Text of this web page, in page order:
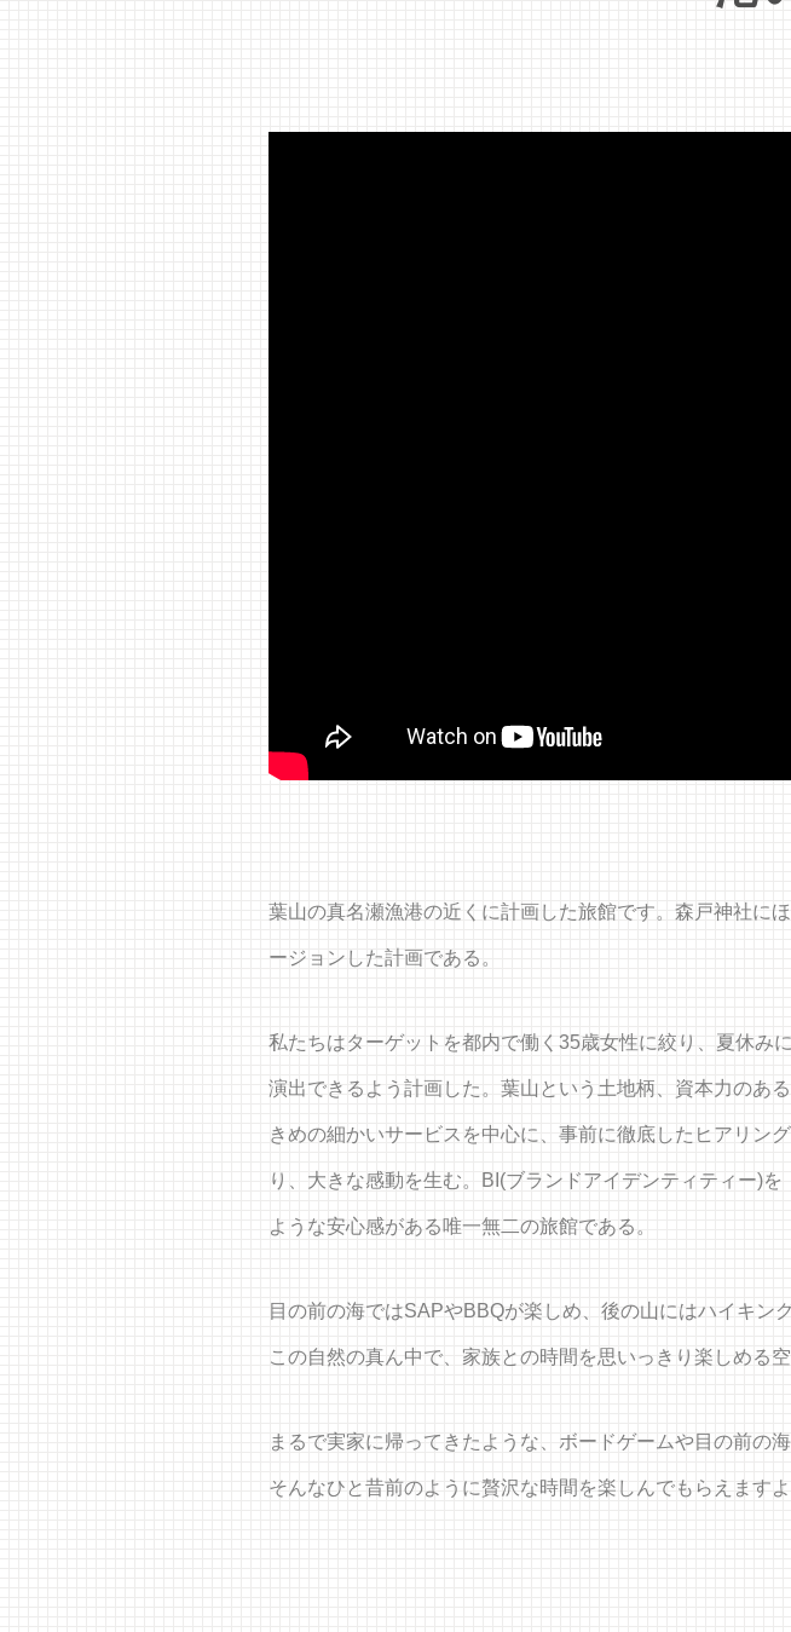
葉山の真名瀬漁港の近くに計画した旅館です。森戸神社に
ージョンした計画である。
私たちはターゲットを都内で働く35歳女性に絞り、夏休み
演出できるよう計画した。葉山という土地柄、資本力のあ
きめの細かいサービスを中心に、事前に徹底したヒアリン
り、大きな感動を生む。BI(ブランドアイデンティティー)
ような安心感がある唯一無二の旅館である。
目の前の海ではSAPやBBQが楽しめ、後の山にはハイキン
この自然の真ん中で、家族との時間を思いっきり楽しめる空
まるで実家に帰ってきたような、ボードゲームや目の前の海
そんなひと昔前のように贅沢な時間を楽しんでもらえますよ